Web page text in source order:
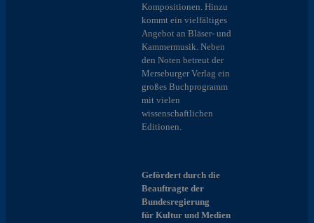
Kompositionen. Hinzu
kommt ein vielfältiges
Angebot an Bläser- und
Kammermusik. Neben
den Noten betreut der
Merseburger Verlag ein
großes Buchprogramm
mit vielen
wissenschaftlichen
Editionen.
Gefördert durch die
Beauftragte der
Bundesregierung
für Kultur und Medien